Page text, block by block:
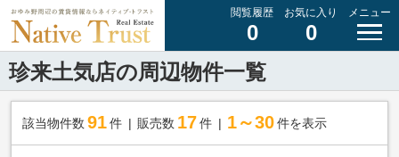
閲覧履歴
0
お気に入り
0
メニュー
珍来土気店の周辺物件一覧
該当物件数 91件 販売数 17 件 1～30 件を表示